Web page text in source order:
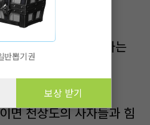
결과가 나오던 대가는
면 천상도의 사자들과 힘
반뽑기권
보상 받기